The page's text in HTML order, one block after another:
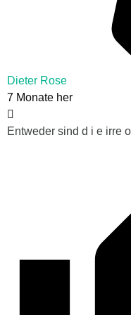
Dieter Rose
7 Monate her
Entweder sind d i e irre